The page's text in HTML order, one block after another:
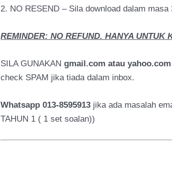
2. NO RESEND – Sila download dalam
REMINDER: NO REFUND. HANYA
SILA GUNAKAN gmail.com atau yahoo.com
check SPAM jika tiada dalam inbox.
Whatsapp 013-8595913 jika ada masalah
TAHUN 1 ( 1 set soalan))